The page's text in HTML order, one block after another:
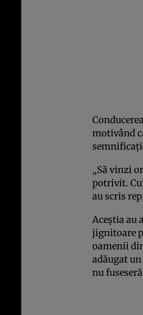
motivând
„Să vinzi
potrivit.
au scris
Aceştia au
jignitoare
oamenii
adăugat
nu